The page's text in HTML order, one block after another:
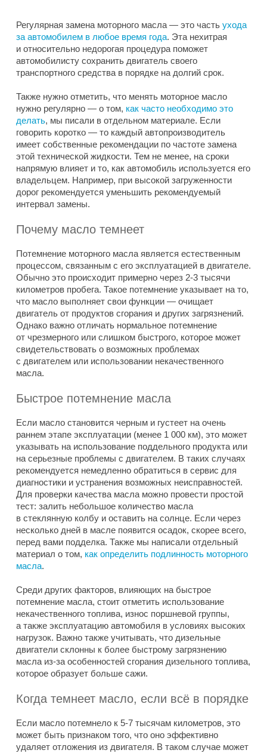
Регулярная замена моторного масла — это часть ухода
за автомобилем в любое время года. Эта нехитрая
и относительно недорогая процедура поможет
автомобилисту сохранить двигатель своего
транспортного средства в порядке на долгий срок.
Также нужно отметить, что менять моторное масло
нужно регулярно — о том, как часто необходимо это
делать, мы писали в отдельном материале. Если
говорить коротко — то каждый автопроизводитель
имеет собственные рекомендации по частоте замена
этой технической жидкости. Тем не менее, на сроки
напрямую влияет и то, как автомобиль используется его
владельцем. Например, при высокой загруженности
дорог рекомендуется уменьшить рекомендуемый
интервал замены.
Почему масло темнеет
Потемнение моторного масла является естественным
процессом, связанным с его эксплуатацией в двигателе.
Обычно это происходит примерно через 2-3 тысячи
километров пробега. Такое потемнение указывает на то,
что масло выполняет свои функции — очищает
двигатель от продуктов сгорания и других загрязнений.
Однако важно отличать нормальное потемнение
от чрезмерного или слишком быстрого, которое может
свидетельствовать о возможных проблемах
с двигателем или использовании некачественного
масла.
Быстрое потемнение масла
Если масло становится черным и густеет на очень
раннем этапе эксплуатации (менее 1 000 км), это может
указывать на использование поддельного продукта или
на серьезные проблемы с двигателем. В таких случаях
рекомендуется немедленно обратиться в сервис для
диагностики и устранения возможных неисправностей.
Для проверки качества масла можно провести простой
тест: залить небольшое количество масла
в стеклянную колбу и оставить на солнце. Если через
несколько дней в масле появится осадок, скорее всего,
перед вами подделка. Также мы написали отдельный
материал о том, как определить подлинность моторного
масла.
Среди других факторов, влияющих на быстрое
потемнение масла, стоит отметить использование
некачественного топлива, износ поршневой группы,
а также эксплуатацию автомобиля в условиях высоких
нагрузок. Важно также учитывать, что дизельные
двигатели склонны к более быстрому загрязнению
масла из-за особенностей сгорания дизельного топлива,
которое образует больше сажи.
Когда темнеет масло, если всё в порядке
Если масло потемнело к 5-7 тысячам километров, это
может быть признаком того, что оно эффективно
удаляет отложения из двигателя. В таком случае может